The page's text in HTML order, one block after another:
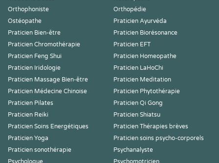
Orthophoniste
Orthopédie
Ostéopathe
Praticien Ayurvéda
Praticien Bien-être
Praticien Biorésonance
Praticien Chromothérapie
Praticien EFT
Praticien Feng Shui
Praticien Homeopathe
Praticien Iridologie
Praticien LaHoChi
Praticien Massage Bien-être
Praticien Meditation
Praticien Médecine Chinoise
Praticien Phytothérapie
Praticien Pilates
Praticien Qi Gong
Praticien Reiki
Praticien Shiatsu
Praticien Soins Energétiques
Praticien Thérapies brèves
Praticien Yoga
Praticien soins psycho-corporels
Praticien sonothérapie
Psychanalyste
Psychologue
Psychomotricien